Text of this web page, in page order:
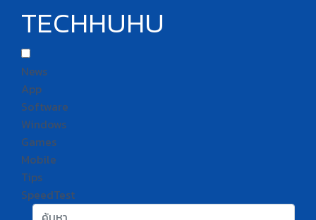
TECHHUHU
News
App
Software
Windows
Games
Mobile
Tips
SpeedTest